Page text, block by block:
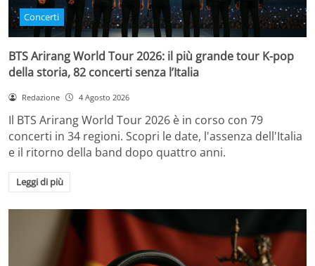
Concerti
BTS Arirang World Tour 2026: il più grande tour K-pop
della storia, 82 concerti senza l’Italia
Redazione 4 Agosto 2026
Il BTS Arirang World Tour 2026 è in corso con 79
concerti in 34 regioni. Scopri le date, l'assenza dell'Italia
e il ritorno della band dopo quattro anni.
Leggi di più